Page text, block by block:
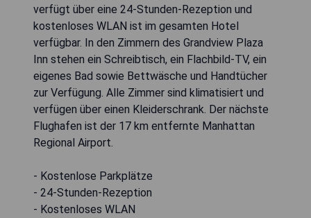
verfügt über eine 24-Stunden-Rezeption und
kostenloses WLAN ist im gesamten Hotel
verfügbar. In den Zimmern des Grandview Plaza
Inn stehen ein Schreibtisch, ein Flachbild-TV, ein
eigenes Bad sowie Bettwäsche und Handtücher
zur Verfügung. Alle Zimmer sind klimatisiert und
verfügen über einen Kleiderschrank. Der nächste
Flughafen ist der 17 km entfernte Manhattan
Regional Airport.
- Kostenlose Parkplätze
- 24-Stunden-Rezeption
- Kostenloses WLAN